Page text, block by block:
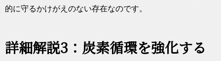
的に守るかけがえのない存在なのです。
詳細解説3：炭素循環を強化する